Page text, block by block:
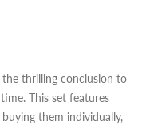
thrilling conclusion to
This set features
them individually,